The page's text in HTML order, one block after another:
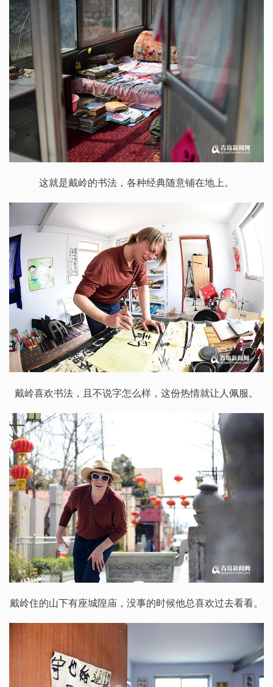
这就是戴岭的书法，各种经典随意铺在地上。
戴岭喜欢书法，且不说字怎么样，这份热情就让人佩服。
戴岭住的山下有座城隍庙，没事的时候他总喜欢过去看看。